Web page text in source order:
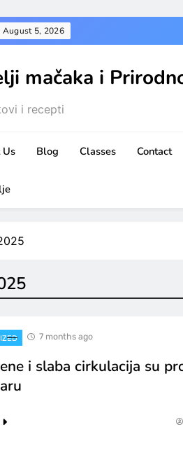
August 5, 2026
mačaka i
i recepti
Blog Classes Contact
7 months ago
i slaba cirkulacija su